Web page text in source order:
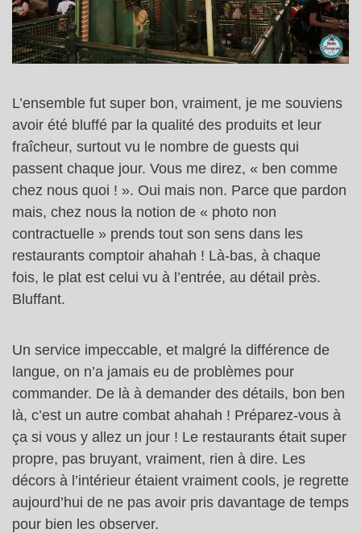
L’ensemble fut super bon, vraiment, je me souviens
avoir été bluffé par la qualité des produits et leur
fraîcheur, surtout vu le nombre de guests qui
passent chaque jour. Vous me direz, « ben comme
chez nous quoi ! ». Oui mais non. Parce que pardon
mais, chez nous la notion de « photo non
contractuelle » prends tout son sens dans les
restaurants comptoir ahahah ! Là-bas, à chaque
fois, le plat est celui vu à l’entrée, au détail près.
Bluffant.
Un service impeccable, et malgré la différence de
langue, on n’a jamais eu de problèmes pour
commander. De là à demander des détails, bon ben
là, c’est un autre combat ahahah ! Préparez-vous à
ça si vous y allez un jour ! Le restaurants était super
propre, pas bruyant, vraiment, rien à dire. Les
décors à l’intérieur étaient vraiment cools, je regrette
aujourd’hui de ne pas avoir pris davantage de temps
pour bien les observer.